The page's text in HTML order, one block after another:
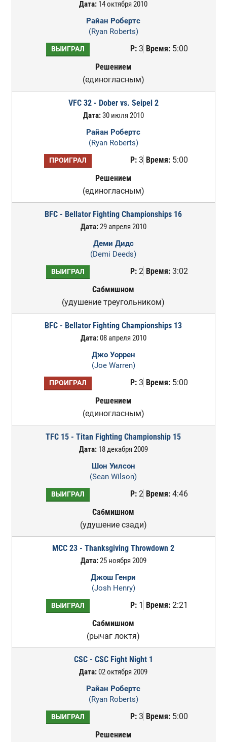
Дата: 14 октября 2010
Райан Робертс
(Ryan Roberts)
ВЫИГРАЛ Р:3 Время:5:00
Решением
(единогласным)
VFC 32 - Dober vs. Seipel 2
Дата:30 июля 2010
Райан Робертс
(Ryan Roberts)
ПРОИГРАЛ Р:3 Время:5:00
Решением
(единогласным)
BFC - Bellator Fighting Championships 16
Дата:29 апреля 2010
Деми Дидс
(Demi Deeds)
ВЫИГРАЛ Р:2 Время:3:02
Сабмишном
(удушение треугольником)
BFC - Bellator Fighting Championships 13
Дата:08 апреля 2010
Джо Уоррен
(Joe Warren)
ПРОИГРАЛ Р:3 Время:5:00
Решением
(единогласным)
TFC 15 - Titan Fighting Championship 15
Дата:18 декабря 2009
Шон Уилсон
(Sean Wilson)
ВЫИГРАЛ Р:2 Время:4:46
Сабмишном
(удушение сзади)
MCC 23 - Thanksgiving Throwdown 2
Дата:25 ноября 2009
Джош Генри
(Josh Henry)
ВЫИГРАЛ Р:1 Время:2:21
Сабмишном
(рычаг локтя)
CSC - CSC Fight Night 1
Дата:02 октября 2009
Райан Робертс
(Ryan Roberts)
ВЫИГРАЛ Р:3 Время:5:00
Решением